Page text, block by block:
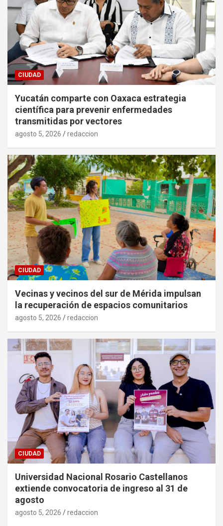
CIUDAD
Yucatán comparte con Oaxaca estrategia
científica para prevenir enfermedades
transmitidas por vectores
agosto 5, 2026 redaccion
CIUDAD
Vecinas y vecinos del sur de Mérida impulsan
la recuperación de espacios comunitarios
agosto 5, 2026 redaccion
CIUDAD
Universidad Nacional Rosario Castellanos
extiende convocatoria de ingreso al 31 de
agosto
agosto 5, 2026 redaccion